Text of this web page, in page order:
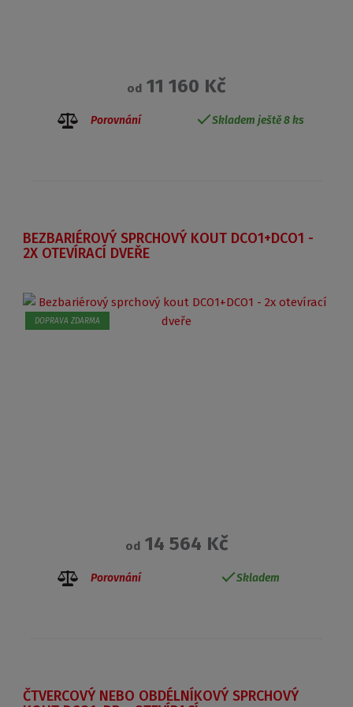
od 11 160 Kč
Porovnání Skladem ještě 8 ks
BEZBARIÉROVÝ SPRCHOVÝ KOUT DCO1+DCO1 -
2X OTEVÍRACÍ DVEŘE
DOPRAVA ZDARMA
od14 564 Kč
Porovnání Skladem
ČTVERCOVÝ NEBO OBDÉLNÍKOVÝ SPRCHOVÝ